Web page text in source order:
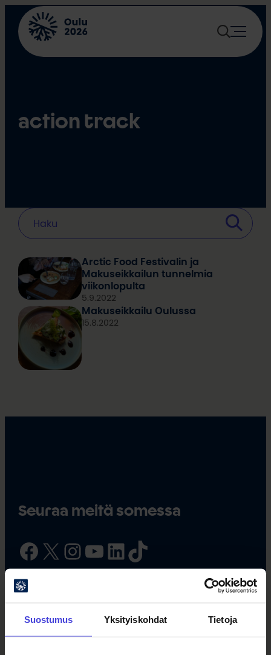
Suostumus Yksityiskohdat Tietoja
Siirry
sisältöön
action track
Arctic Food Festivalin ja
Makuseikkailun tunnelmia
viikonlopulta
5.9.2022
Makuseikkailu Oulussa
15.8.2022
Seuraa meitä somessa
Facebook X InstagramYouTube LinkedIn TikTok
#oulu2026 #kulttuuriilmastonmuutos